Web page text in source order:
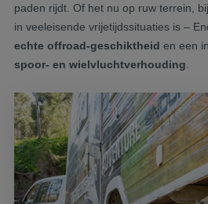
paden rijdt. Of het nu op ruw terrein,
in veeleisende vrijetijdssituaties is –
echte offroad-geschiktheid en een
spoor- en wielvluchtverhouding